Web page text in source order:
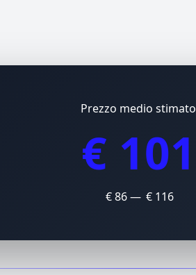
Prezzo medio stimato
€ 101
€ 86 — € 116